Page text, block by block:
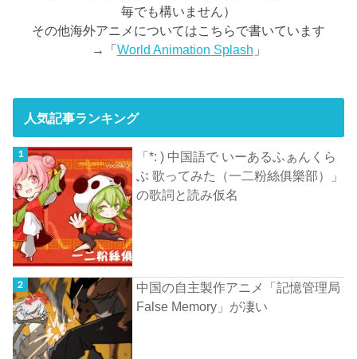
毎でも構いません）
その他海外アニメについてはこちらで書いています
→「World Animation Splash 」
人気記事ランキング
「*: ) 中国語で いーあるふぁんくら
ぶ 歌ってみた（一二粉絲俱樂部）」
の歌詞と読み仮名
中国の自主製作アニメ「記憶管理局
False Memory」が凄い